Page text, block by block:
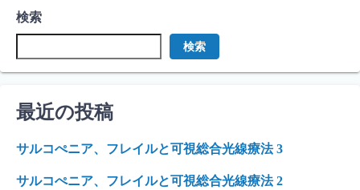
検索
検索
最近の投稿
サルコぺニア、フレイルと可視総合光線療法 3
サルコぺニア、フレイルと可視総合光線療法 2